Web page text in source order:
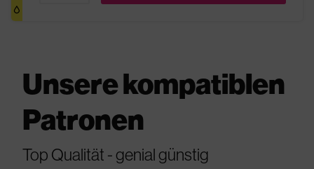
Unsere kompatiblen
Patronen
Top Qualität - genial günstig